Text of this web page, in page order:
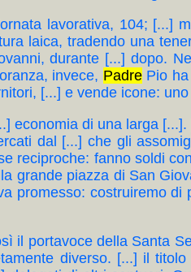
lavorativa, 104; [...]
laica, tradendo una
durante [...] dopo.
invece, PadrePio ha
[...] e vende icone:
economia di una larga
dal [...] che gli
reciproche: fanno soldi
grande piazza di San
promesso: costruiremo
il portavoce della Santa
diverso. [...] il